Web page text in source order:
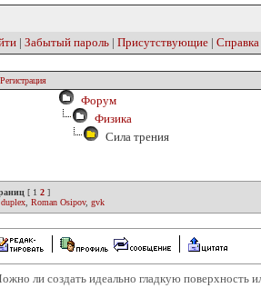
| Забытый пароль | Присутствующие | Справка
Регистрация
Форум
Физика
Сила трения
[ 1 2 ]
duplex Roman Osipov, gvk
ли создать идеально гладкую поверхность